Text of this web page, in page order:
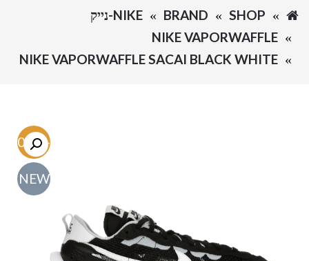
SHOP
BRAND
NIKE-נייק
NIKE VAPORWAFFLE
NIKE VAPORWAFFLE SACAI BLACK WHITE
-60.3%
NEW